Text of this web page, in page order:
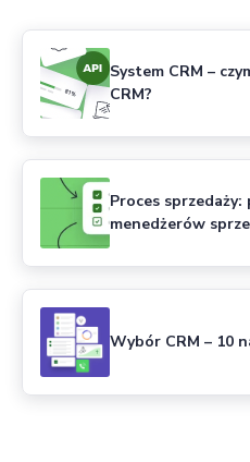
System CRM –
CRM?
Proces
menedżerów
Wybór CRM – 10